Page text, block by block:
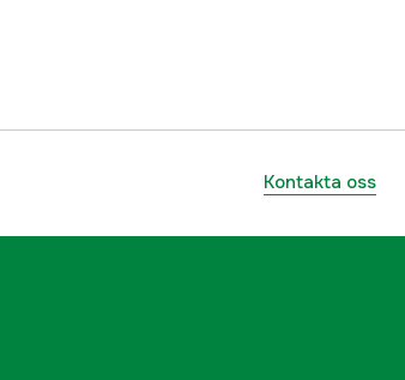
yes
89 mm
Kontakta oss